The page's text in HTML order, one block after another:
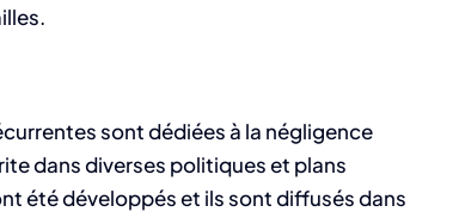
sont dédiées à la négligence
dans diverses politiques et plans
été développés et ils sont diffusés dans